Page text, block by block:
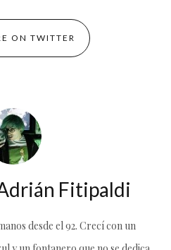
ON TWITTER
Fitipaldi
desde el 92. Crecí con un